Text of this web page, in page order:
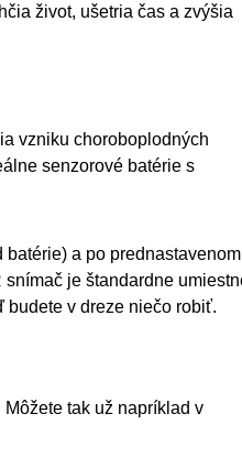
život, ušetria čas a zvýšia
vzniku choroboplodných
senzorové batérie s
a po prednastavenom
je štandardne
budete v dreze niečo robiť.
tak už napríklad v